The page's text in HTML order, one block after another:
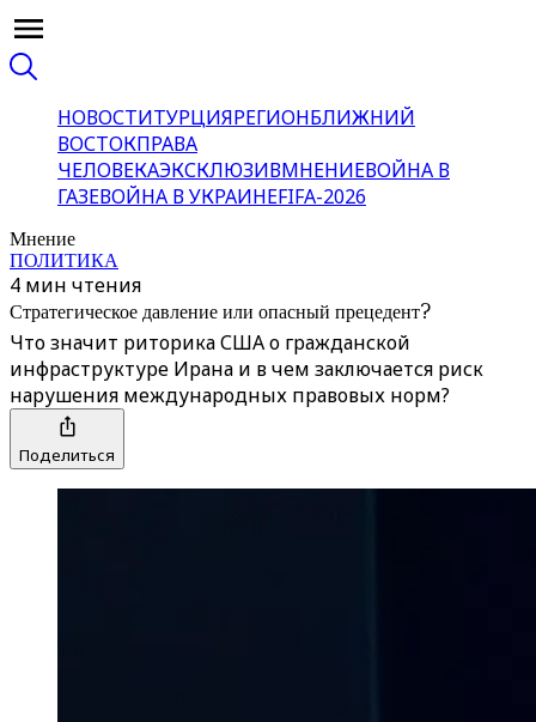
НОВОСТИТУРЦИЯРЕГИОНБЛИЖНИЙ
ВОСТОКПРАВА
ЧЕЛОВЕКАЭКСКЛЮЗИВМНЕНИЕВОЙНА В
ГАЗЕВОЙНА В УКРАИНЕFIFA-2026
Мнение
ПОЛИТИКА
4 мин чтения
Стратегическое давление или опасный прецедент?
Что значит риторика США о гражданской
инфраструктуре Ирана и в чем заключается риск
нарушения международных правовых норм?
Поделиться